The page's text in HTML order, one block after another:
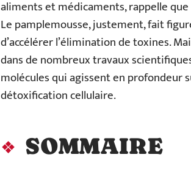
aliments et médicaments, rappelle
Le pamplemousse, justement, fait
d’accélérer l’élimination de toxines.
dans de nombreux travaux
molécules qui agissent en profondeur
détoxification cellulaire.
SOMMAIRE